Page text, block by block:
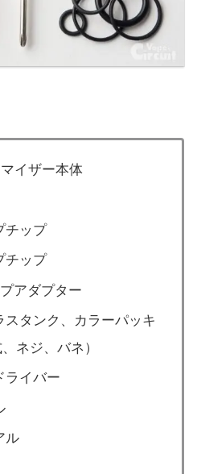
イザー本体
チップ
チップ
アダプター
タンク、カラーパッキ
ネジ、バネ）
ライバー
ル